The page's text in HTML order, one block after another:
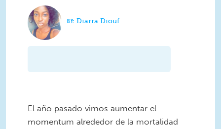
Diarra Diouf
El año pasado vimos aumentar el
momentum alrededor de la mortalidad